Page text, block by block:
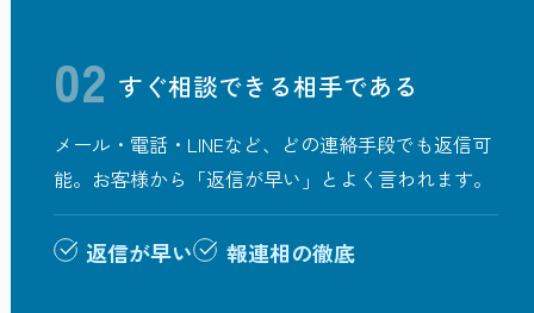
02 すぐ相談できる相手である
メール・電話・LINEなど、どの連絡手段でも返信可
能。お客様から「返信が早い」とよく言われます。
返信が早い 報連相の徹底